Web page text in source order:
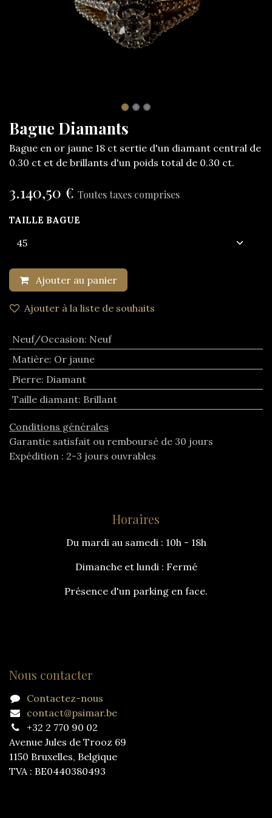
Bague Diamants
Bague en or jaune 18 ct sertie d'un diamant central de
0.30 ct et de brillants d'un poids total de 0.30 ct.
3.140,50 € Toutes taxes comprises
TAILLE BAGUE
Ajouter au panier
Ajouter à la liste de souhaits
Neuf/Occasion: Neuf
Matière: Or jaune
Pierre: Diamant
Taille diamant: Brillant
Conditions générales
Garantie satisfait ou remboursé de 30 jours
Expédition : 2-3 jours ouvrables
Horaires
Du mardi au samedi : 10h - 18h
Dimanche et lundi : Fermé
Présence d'un parking en face.
Nous contacter
Contactez-nous
contact@psimar.be
+32 2 770 90 02
Avenue Jules de Trooz 69
1150 Bruxelles, Belgique
TVA : BE0440380493